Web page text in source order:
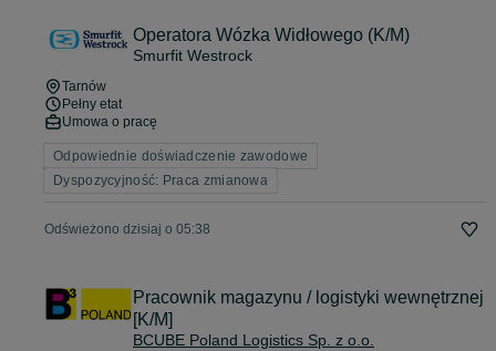
Operatora Wózka Widłowego (K/M)
Smurfit Westrock
Tarnów
Pełny etat
Umowa o pracę
Odpowiednie doświadczenie zawodowe
Dyspozycyjność: Praca zmianowa
Odświeżono dzisiaj o 05:38
Pracownik magazynu / logistyki wewnętrznej
[K/M]
BCUBE Poland Logistics Sp. z o.o.